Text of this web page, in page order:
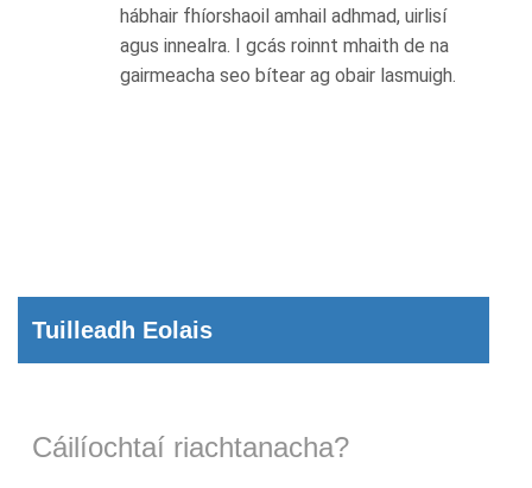
hábhair fhíorshaoil amhail adhmad, uirlisí
agus innealra. I gcás roinnt mhaith de na
gairmeacha seo bítear ag obair lasmuigh.
Tuilleadh Eolais
Cáilíochtaí riachtanacha?